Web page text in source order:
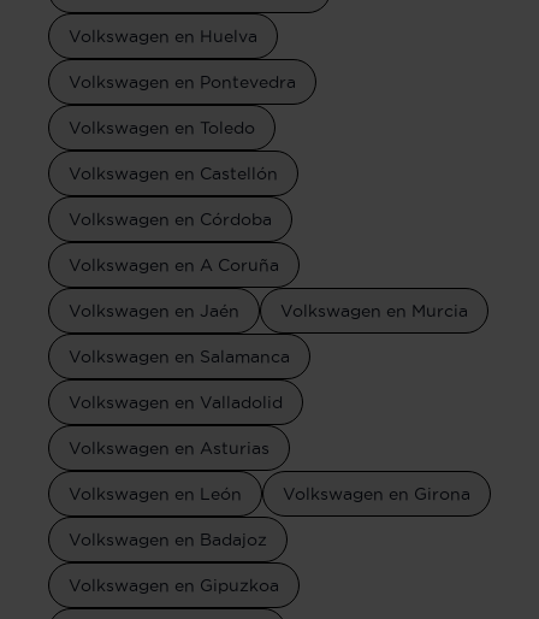
Volkswagen en Huelva
Volkswagen en Pontevedra
Volkswagen en Toledo
Volkswagen en Castellón
Volkswagen en Córdoba
Volkswagen en A Coruña
Volkswagen en Jaén Volkswagen en Murcia
Volkswagen en Salamanca
Volkswagen en Valladolid
Volkswagen en Asturias
Volkswagen en León Volkswagen en Girona
Volkswagen en Badajoz
Volkswagen en Gipuzkoa